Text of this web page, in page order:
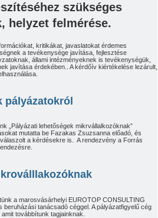
szükséges
helyzet felmérése.
kritikákat, javaslatokat érdemes
a tevékenysége javítása, fejlesztése
állami intézményeknek is tevékenységük,
javítása érdekében.. A kérdőív kiértékelése lezárult,
pályázatokról
„Pályázati lehetőségek mikrvállalkozóknak”
mutatta be Fazakas Zsuzsanna előadó, és
a kérdésekre is. A rendezvény a Forrás
a marosvásárhelyi EUROTOP CONSULTING
tanácsadó céggel. A pályázatfigyelű cég
továbbítunk tagjainknak.